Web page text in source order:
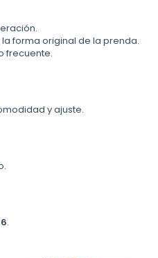
forma original de la prenda.
frecuente.
y ajuste.
.